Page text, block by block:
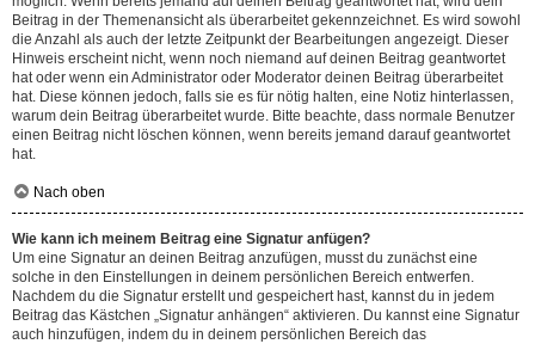
Beitrag in der Themenansicht als überarbeitet gekennzeichnet. Es wird sowohl
die Anzahl als auch der letzte Zeitpunkt der Bearbeitungen angezeigt. Dieser
Hinweis erscheint nicht, wenn noch niemand auf deinen Beitrag geantwortet
hat oder wenn ein Administrator oder Moderator deinen Beitrag überarbeitet
hat. Diese können jedoch, falls sie es für nötig halten, eine Notiz hinterlassen,
warum dein Beitrag überarbeitet wurde. Bitte beachte, dass normale Benutzer
einen Beitrag nicht löschen können, wenn bereits jemand darauf geantwortet
hat.
Nach oben
Wie kann ich meinem Beitrag eine Signatur anfügen?
Um eine Signatur an deinen Beitrag anzufügen, musst du zunächst eine
solche in den Einstellungen in deinem persönlichen Bereich entwerfen.
Nachdem du die Signatur erstellt und gespeichert hast, kannst du in jedem
Beitrag das Kästchen „Signatur anhängen“ aktivieren. Du kannst eine Signatur
auch hinzufügen, indem du in deinem persönlichen Bereich das